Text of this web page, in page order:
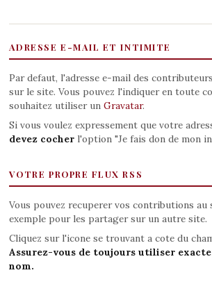
ADRESSE E-MAIL ET INTIMITE
Par defaut, l'adresse e-mail des
sur le site. Vous pouvez l'indiquer en toute
souhaitez utiliser un Gravatar.
Si vous voulez expressement que votre
devez cocherl'option "Je fais don de mon
VOTRE PROPRE FLUX RSS
Vous pouvez recuperer vos contributions au
exemple pour les partager sur un autre site.
Cliquez sur l'icone se trouvant a cote du
Assurez-vous de toujours utiliser
nom.